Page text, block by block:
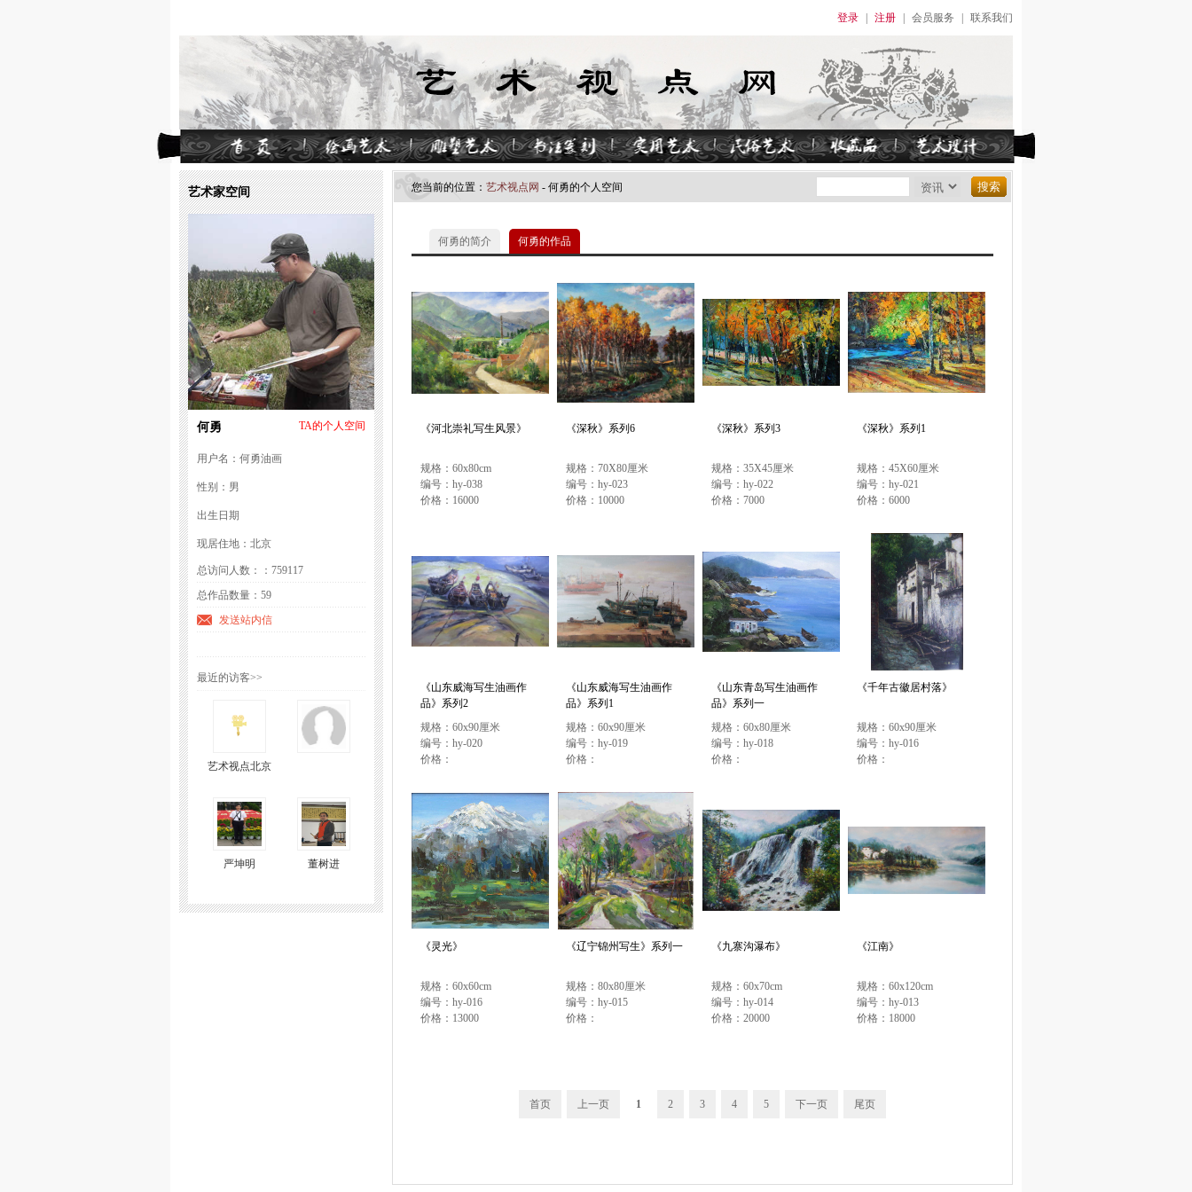
登录 注册 会员服务 联系我们
艺术家空间
何勇 TA的个人空间
用户名：何勇油画
性别：男
出生日期
现居住地：北京
总访问人数：：759117
总作品数量：59
发送站内信
最近的访客>>
艺术视点北京
严坤明 董树进
您当前的位置： 艺术视点网 - 何勇的个人空间
何勇的简介 何勇的作品
《河北崇礼写生风景》
规格：60x80cm
编号：hy-038
价格：16000
《深秋》系列6
规格：70X80厘米
编号：hy-023
价格：10000
《深秋》系列3
规格：35X45厘米
编号：hy-022
价格：7000
《深秋》系列1
规格：45X60厘米
编号：hy-021
价格：6000
《山东威海写生油画作
品》系列2
规格：60x90厘米
编号：hy-020
价格：
《山东威海写生油画作
品》系列1
规格：60x90厘米
编号：hy-019
价格：
《山东青岛写生油画作
品》系列一
规格：60x80厘米
编号：hy-018
价格：
《千年古徽居村落》
规格：60x90厘米
编号：hy-016
价格：
《灵光》
规格：60x60cm
编号：hy-016
价格：13000
《辽宁锦州写生》系列一
规格：80x80厘米
编号：hy-015
价格：
《九寨沟瀑布》
规格：60x70cm
编号：hy-014
价格：20000
《江南》
规格：60x120cm
编号：hy-013
价格：18000
首页 上一页 1 2 3 4 5 下一页 尾页